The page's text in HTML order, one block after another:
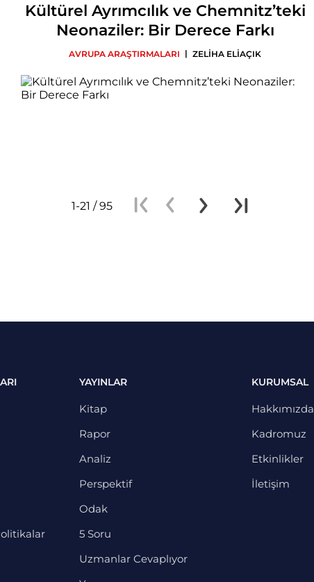
Kültürel Ayrımcılık ve Chemnitz’teki
Neonaziler: Bir Derece Farkı
AVRUPA ARAŞTIRMALARI | ZELİHA ELİAÇIK
1-21 / 95
YAYINLAR
Kitap
Rapor
Analiz
Perspektif
Odak
5 Soru
Uzmanlar Cevaplıyor
KURUMSAL
Hakkımızda
Kadromuz
Etkinlikler
İletişim